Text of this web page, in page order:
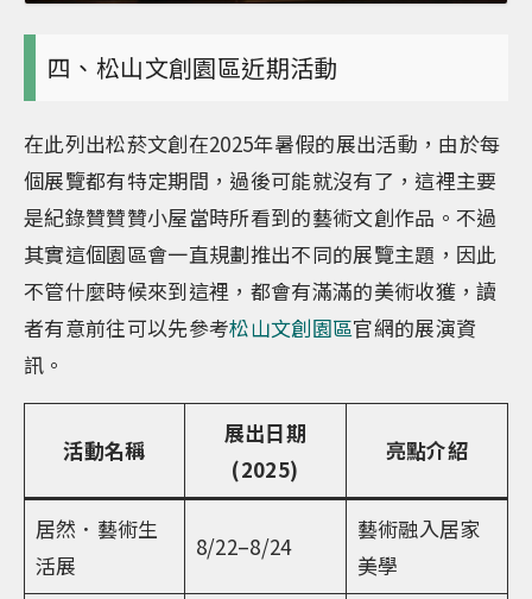
四、松山文創園區近期活動
在此列出松菸文創在2025年暑假的展出活動，由於每
個展覽都有特定期間，過後可能就沒有了，這裡主要
是紀錄贊贊贊小屋當時所看到的藝術文創作品。不過
其實這個園區會一直規劃推出不同的展覽主題，因此
不管什麼時候來到這裡，都會有滿滿的美術收獲，讀
者有意前往可以先參考松山文創園區官網的展演資
訊。
活動名稱
展出日期
(2025)
亮點介紹
居然．藝術生
活展
8/22–8/24
藝術融入居家
美學